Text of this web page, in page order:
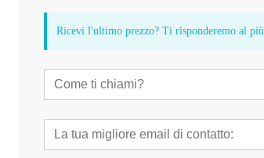
Ricevi l'ultimo prezzo? Ti risponderemo al